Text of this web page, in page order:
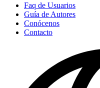
Faq de Usuarios
Guía de Autores
Conócenos
Contacto